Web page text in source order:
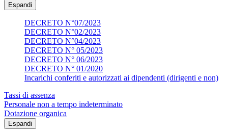
Espandi
DECRETO N°07/2023
DECRETO N°02/2023
DECRETO N°04/2023
DECRETO N° 05/2023
DECRETO N° 06/2023
DECRETO N° 01/2020
Incarichi conferiti e autorizzati ai dipendenti (dirigenti e non)
Tassi di assenza
Personale non a tempo indeterminato
Dotazione organica
Espandi